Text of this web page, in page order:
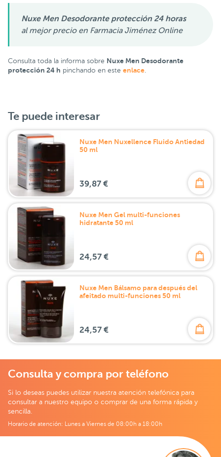
Nuxe Men Desodorante protección 24 horas
al mejor precio en Farmacia Jiménez Online
Consulta toda la informa sobre Nuxe Men Desodorante
protección 24 h pinchando en este enlace
Te puede interesar
Nuxe Men Nuxellence Fluido Antiedad
50 ml
39,87 €
Nuxe Men Gel multi-funciones
hidratante 50 ml
24,57 €
Nuxe Men Bálsamo para después del
afeitado multi-funciones 50 ml
24,57 €
Consulta y compra por teléfono
Si lo deseas puedes utilizar nuestra atención telefónica para
consultar a nuestro equipo o comprar de una forma rápida y
sencilla.
Horario de atención: Lunes a Viernes de 08:00h a 18:00h